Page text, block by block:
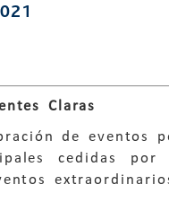
Claras
de
cedidas